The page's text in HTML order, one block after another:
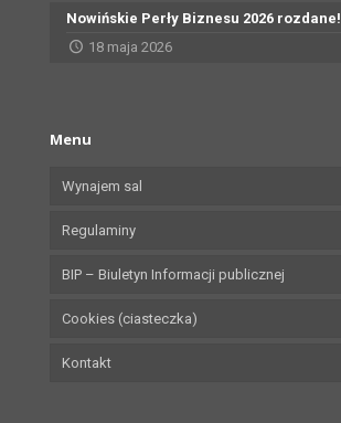
Nowińskie Perły Biznesu 2026 rozdane!
18 maja 2026
Menu
Wynajem sal
Regulaminy
BIP – Biuletyn Informacji publicznej
Cookies (ciasteczka)
Kontakt